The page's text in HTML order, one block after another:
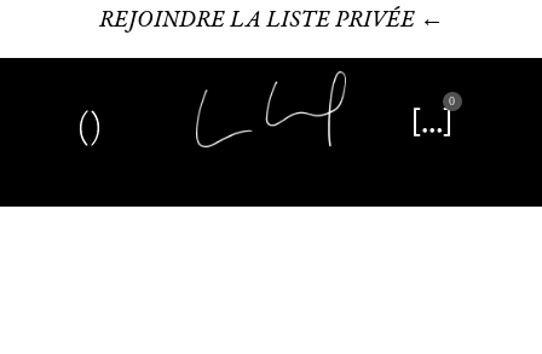
REJOINDRE LA LISTE PRIVÉE ←
0